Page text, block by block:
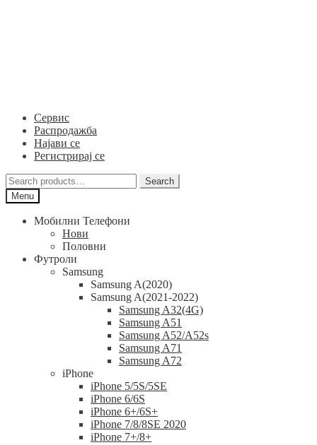
Сервис
Распродажба
Најави се
Регистрирај се
Search
for:
Search
Menu
Мобилни Телефони
Нови
Половни
Футроли
Samsung
Samsung A(2020)
Samsung A(2021-2022)
Samsung A32(4G)
Samsung A51
Samsung A52/A52s
Samsung A71
Samsung A72
iPhone
iPhone 5/5S/5SE
iPhone 6/6S
iPhone 6+/6S+
iPhone 7/8/8SE 2020
iPhone 7+/8+